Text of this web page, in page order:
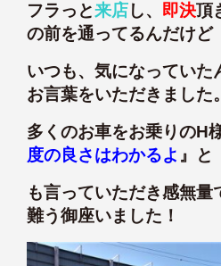
フラっと来店し、 即決頂
の前を通ってるんだけど
いつも、気になっていた
お言葉をいただきました。
多くのお車をお乗りのH
度の良さはわかるよ 』と
も言っていただき感無量
難う御座いました！